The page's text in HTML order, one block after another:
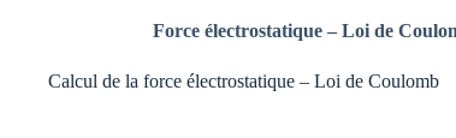
Force électrostatique – Loi de
Calcul de la force électrostatique – Loi de Coulomb